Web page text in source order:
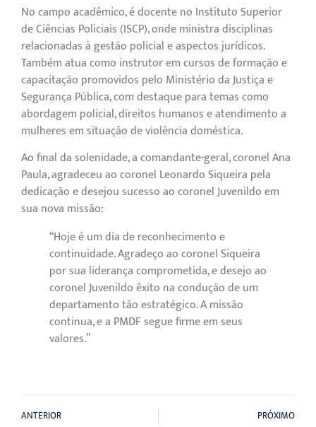
No campo acadêmico, é docente no Instituto Superior
de Ciências Policiais (ISCP), onde ministra disciplinas
relacionadas à gestão policial e aspectos jurídicos.
Também atua como instrutor em cursos de formação e
capacitação promovidos pelo Ministério da Justiça e
Segurança Pública, com destaque para temas como
abordagem policial, direitos humanos e atendimento a
mulheres em situação de violência doméstica.
Ao final da solenidade, a comandante-geral, coronel Ana
Paula, agradeceu ao coronel Leonardo Siqueira pela
dedicação e desejou sucesso ao coronel Juvenildo em
sua nova missão:
“Hoje é um dia de reconhecimento e
continuidade. Agradeço ao coronel Siqueira
por sua liderança comprometida, e desejo ao
coronel Juvenildo êxito na condução de um
departamento tão estratégico. A missão
continua, e a PMDF segue firme em seus
valores.”
ANTERIOR PRÓXIMO